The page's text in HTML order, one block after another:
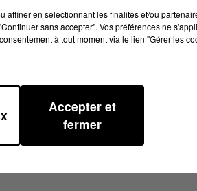
affiner en sélectionnant les finalités et/ou
sans accepter". Vos préférences ne
à tout moment via le lien "Gérer les
Accepter et
fermer